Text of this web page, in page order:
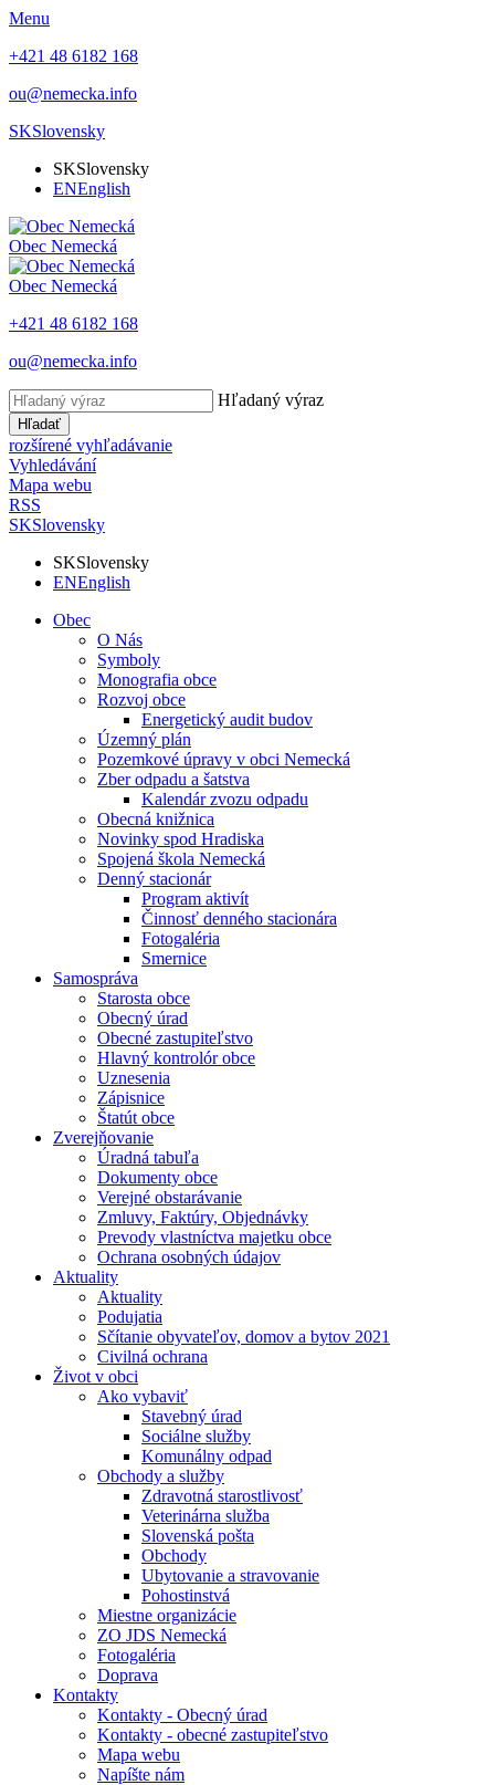
Menu
+421 48 6182 168
ou@nemecka.info
SKSlovensky
SKSlovensky
ENEnglish
Obec Nemecká
Obec Nemecká
+421 48 6182 168
ou@nemecka.info
Hľadaný výraz
Hľadať
rozšírené vyhľadávanie
Vyhledávání
Mapa webu
RSS
SKSlovensky
SKSlovensky
ENEnglish
Obec
O Nás
Symboly
Monografia obce
Rozvoj obce
Energetický audit budov
Územný plán
Pozemkové úpravy v obci Nemecká
Zber odpadu a šatstva
Kalendár zvozu odpadu
Obecná knižnica
Novinky spod Hradiska
Spojená škola Nemecká
Denný stacionár
Program aktivít
Činnosť denného stacionára
Fotogaléria
Smernice
Samospráva
Starosta obce
Obecný úrad
Obecné zastupiteľstvo
Hlavný kontrolór obce
Uznesenia
Zápisnice
Štatút obce
Zverejňovanie
Úradná tabuľa
Dokumenty obce
Verejné obstarávanie
Zmluvy, Faktúry, Objednávky
Prevody vlastníctva majetku obce
Ochrana osobných údajov
Aktuality
Aktuality
Podujatia
Sčítanie obyvateľov, domov a bytov 2021
Civilná ochrana
Život v obci
Ako vybaviť
Stavebný úrad
Sociálne služby
Komunálny odpad
Obchody a služby
Zdravotná starostlivosť
Veterinárna služba
Slovenská pošta
Obchody
Ubytovanie a stravovanie
Pohostinstvá
Miestne organizácie
ZO JDS Nemecká
Fotogaléria
Doprava
Kontakty
Kontakty - Obecný úrad
Kontakty - obecné zastupiteľstvo
Mapa webu
Napíšte nám